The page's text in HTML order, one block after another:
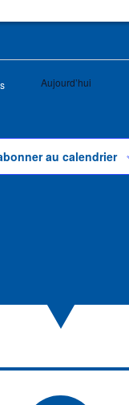
Aujourd’hui
au calendrier